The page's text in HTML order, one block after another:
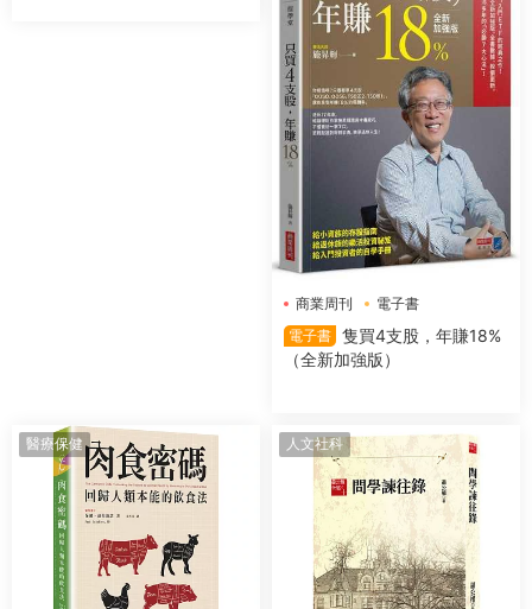
商業周刊
電子書
電子書 隻買4支股，年賺18%
（全新加強版）
醫療保健 人文社科